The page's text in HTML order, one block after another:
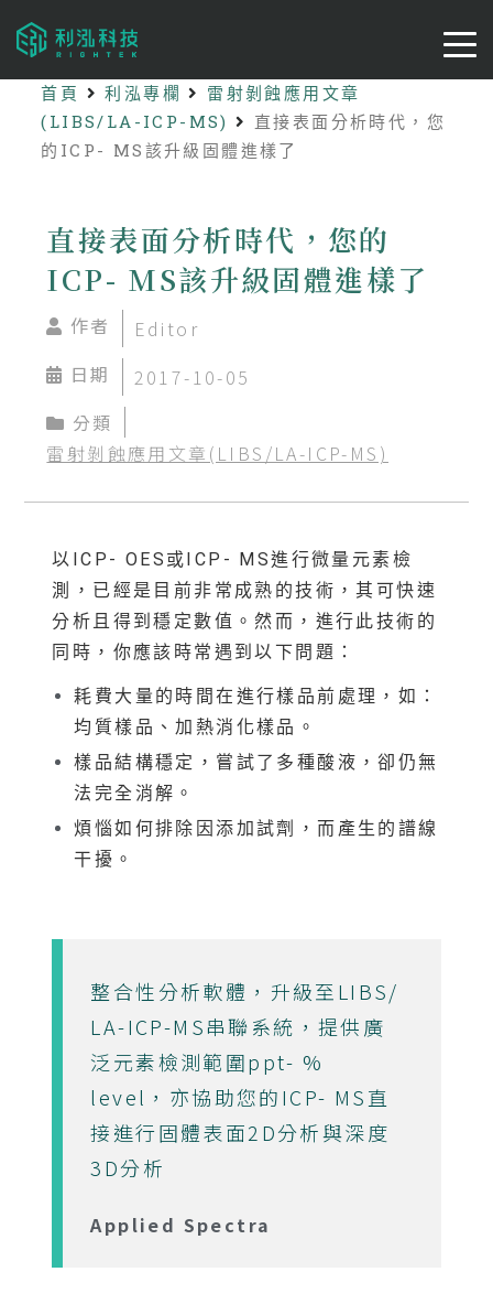
首頁 利泓專欄
雷射剝蝕應用文章
(LIBS/LA-ICP-MS)
直接表面分析時代，您
的ICP- MS該升級固體進樣了
直接表面分析時代，您的
ICP- MS該升級固體進樣了
作者
Editor
日期
2017-10-05
分類
雷射剝蝕應用文章(LIBS/LA-ICP-MS)
以ICP- OES或ICP- MS進行微量元素檢
測，已經是目前非常成熟的技術，其可快速
分析且得到穩定數值。然而，進行此技術的
同時，你應該時常遇到以下問題：
耗費大量的時間在進行樣品前處理，如：
均質樣品、加熱消化樣品。
樣品結構穩定，嘗試了多種酸液，卻仍無
法完全消解。
煩惱如何排除因添加試劑，而產生的譜線
干擾。
整合性分析軟體，升級至LIBS/
LA-ICP-MS串聯系統，提供廣
泛元素檢測範圍ppt- %
level，亦協助您的ICP- MS直
接進行固體表面2D分析與深度
3D分析
Applied Spectra